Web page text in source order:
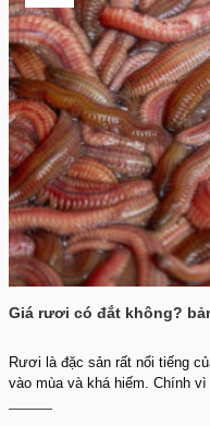
Giá rươi có đắt không?
Rươi là đặc sản rất nổi tiếng
vào mùa và khá hiếm. Chính